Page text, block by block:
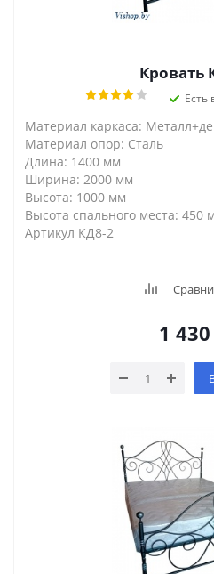
Кровать
Есть
Материал каркаса:
Материал опор: Сталь
Длина: 1400 мм
Ширина: 2000 мм
Высота: 1000 мм
Высота спального места: 450
Артикул КД8-2
1 430